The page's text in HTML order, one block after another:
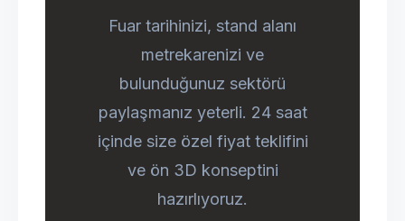
Fuar tarihinizi, stand alanı
metrekarenizi ve
bulunduğunuz sektörü
paylaşmanız yeterli. 24 saat
içinde size özel fiyat teklifini
ve ön 3D konseptini
hazırlıyoruz.